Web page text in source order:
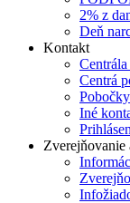
2% z
Deň
Kontakt
Centrá
Pobočky
Iné
Zverejňovanie